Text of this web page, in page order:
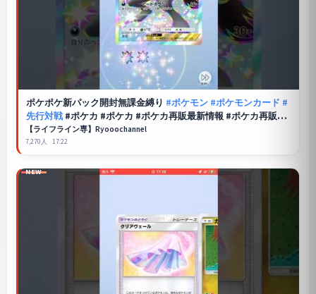
ポケポケ新パック開封無課金縛り #ポケモン #ポケモンカード #
先行対戦#ポケカ #ポケカ #ポケカ再販最新情報 #ポケカ再販最
新情報 #おれポケ #pokemon
【ライフライン専】Ryooochannel
7,270人 17:22
NEW